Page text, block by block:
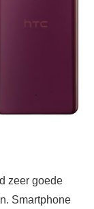
zeer goede
Smartphone